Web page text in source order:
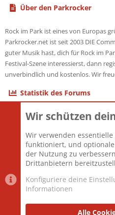
Über den Parkrocker
Rock im Park ist eines von Europas
Parkrocker.net ist seit 2003 DIE
guter Musik hast, dich für Rock im
Festival-Szene interessierst, dann
unverbindlich und kostenlos. Wir
Statistik des Forums
Themen
Mitglieder
Neuestes Mitglied
Wir schützen
Wir verwenden
funktioniert, und
der Nutzung zu
Drittanbietern
Konfiguriere deine
Informationen
Alle